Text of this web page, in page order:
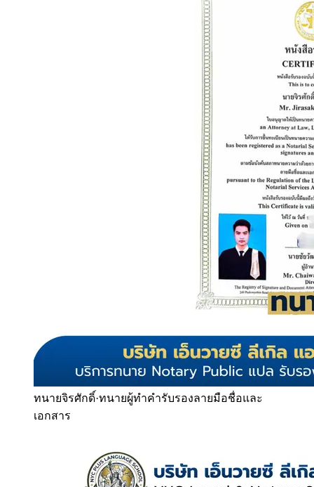
ทนายจิรศักดิ์·ทนายผู้ทำคำรับรองลายมือชื่อและ
เอกสาร